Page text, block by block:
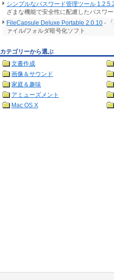
シンプルなパスワード管理ツール
ざまな機能で安全性に配慮したパスワ
FileCapsule Deluxe Portable 2.0.10 -
ァイル/フォルダ暗号化ソフト
カテゴリーから選ぶ
文書作成
画像＆サウンド
家庭＆趣味
アミューズメント
Mac OS X